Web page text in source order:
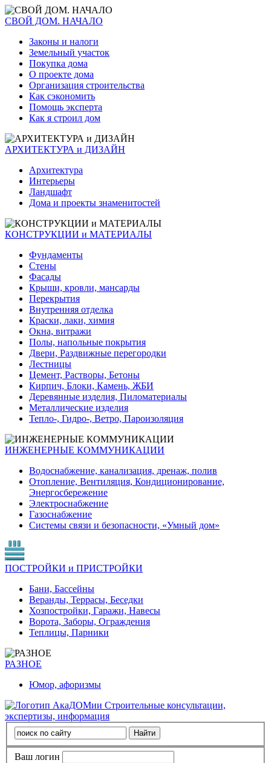
СВОЙ ДОМ. НАЧАЛО
Законы и налоги
Земельный участок
Покупка дома
О проекте дома
Организация строительства
Как сэкономить
Помощь эксперта
Как я строил дом
АРХИТЕКТУРА и ДИЗАЙН
Архитектура
Интерьеры
Ландшафт
Дома и проекты знаменитостей
КОНСТРУКЦИИ и МАТЕРИАЛЫ
Фундаменты
Стены
Фасады
Крыши, кровли, мансарды
Перекрытия
Внутренняя отделка
Краски, лаки, химия
Окна, витражи
Полы, напольные покрытия
Двери, Раздвижные перегородки
Лестницы
Цемент, Растворы, Бетоны
Кирпич, Блоки, Камень, ЖБИ
Деревянные изделия, Пиломатериалы
Металлические изделия
Тепло-, Гидро-, Ветро, Пароизоляция
ИНЖЕНЕРНЫЕ КОММУНИКАЦИИ
Водоснабжение, канализация, дренаж, полив
Отопление, Вентиляция, Кондиционирование,
Энергосбережение
Электроснабжение
Газоснабжение
Системы связи и безопасности, «Умный дом»
ПОСТРОЙКИ и ПРИСТРОЙКИ
Бани, Бассейны
Веранды, Террасы, Беседки
Хозпостройки, Гаражи, Навесы
Ворота, Заборы, Ограждения
Теплицы, Парники
РАЗНОЕ
Юмор, афоризмы
Строительные консультации,
экспертизы, информация
Ваш логин